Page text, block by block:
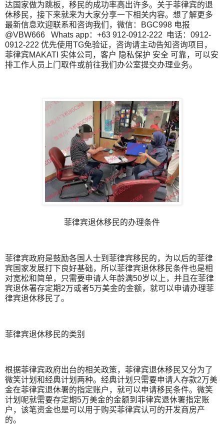
达国家做为跳板，移民的成功率高出许多。关于菲律宾的退
休移民，接下来就来为大家分享一下相关内容。想了解更多
最新信息欢迎联系和咨询我们，微信：BGC998 电报
@VBW666 Whats app：+63 912-0912-222 电话：0912-
0912-222 优先使用TG免验证，咨询请主动告知咨询项目，
菲律宾MAKATI 实体公司，客户 隐私保护 安全 可靠，可以安
排工作人员上门取件或前往我们办公室提交办理业务。
菲律宾退休移民的办理条件
菲律宾政府是鼓励各国人士到菲律宾移民的，为以后的菲律
宾国家发展打下良好基础，所以菲律宾退休移民条件也是相
对宽松和简单，只需要申请人年龄满50岁以上，并且在菲律
宾退休署存定期2万或者5万美金的金额，就可以申请办理菲
律宾退休移民了。
菲律宾退休移民的类别
根据菲律宾政府出台的相关政策，菲律宾退休移民又分为了
微笑计划和经典计划两种。经典计划只需要申请人存款2万美
金在菲律宾退休署的指定账户，就可以申请移民条件。微笑
计划呢就需要存定期5万美金的金额到菲律宾退休署指定账
户，该笔资金也是可以用于购买菲律宾认可的开发商房产
的。